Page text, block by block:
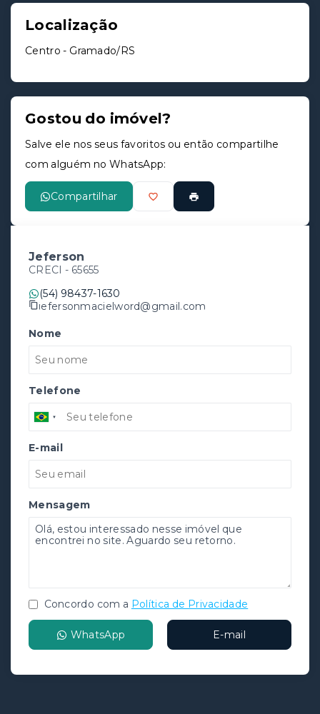
Localização
Centro - Gramado/RS
Gostou do imóvel?
Salve ele nos seus favoritos ou então compartilhe
com alguém no WhatsApp:
Compartilhar
Jeferson
CRECI - 65655
(54) 98437-1630
jefersonmacielword@gmail.com
Nome
Telefone
E-mail
Mensagem
Concordo com a Política de Privacidade
WhatsApp E-mail